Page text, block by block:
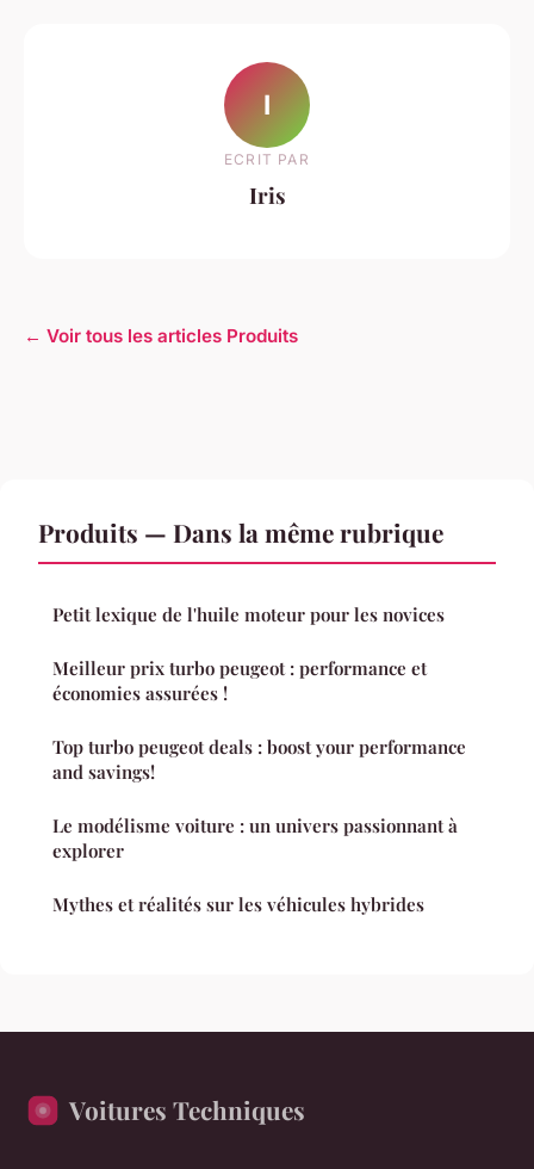
I
ECRIT PAR
Iris
← Voir tous les articles Produits
Produits — Dans la même rubrique
Petit lexique de l'huile moteur pour les novices
Meilleur prix turbo peugeot : performance et
économies assurées !
Top turbo peugeot deals : boost your performance
and savings!
Le modélisme voiture : un univers passionnant à
explorer
Mythes et réalités sur les véhicules hybrides
Voitures Techniques